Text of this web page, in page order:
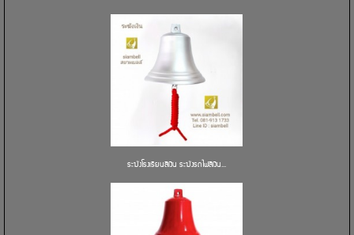
ระฆังโรงเรียนสีเงิน ระฆังรถไฟสีเงิน...